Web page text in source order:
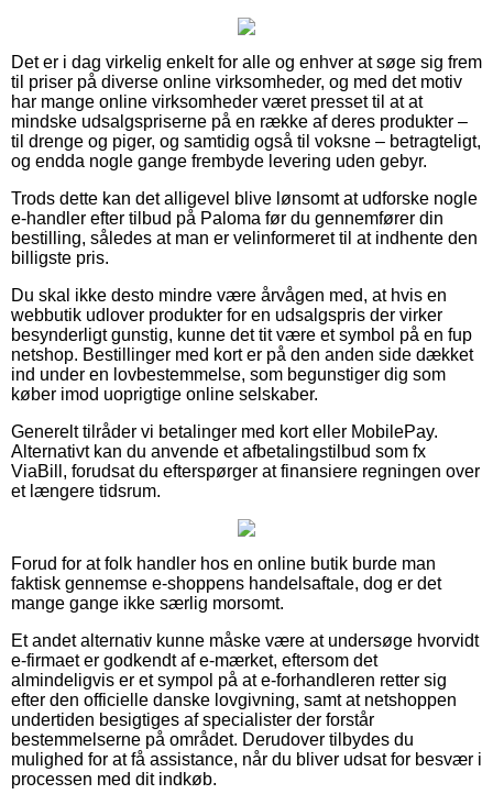
Det er i dag virkelig enkelt for alle og enhver at søge sig frem
til priser på diverse online virksomheder, og med det motiv
har mange online virksomheder været presset til at at
mindske udsalgspriserne på en række af deres produkter –
til drenge og piger, og samtidig også til voksne – betragteligt,
og endda nogle gange frembyde levering uden gebyr.
Trods dette kan det alligevel blive lønsomt at udforske nogle
e-handler efter tilbud på Paloma før du gennemfører din
bestilling, således at man er velinformeret til at indhente den
billigste pris.
Du skal ikke desto mindre være årvågen med, at hvis en
webbutik udlover produkter for en udsalgspris der virker
besynderligt gunstig, kunne det tit være et symbol på en fup
netshop. Bestillinger med kort er på den anden side dækket
ind under en lovbestemmelse, som begunstiger dig som
køber imod uoprigtige online selskaber.
Generelt tilråder vi betalinger med kort eller MobilePay.
Alternativt kan du anvende et afbetalingstilbud som fx
ViaBill, forudsat du efterspørger at finansiere regningen over
et længere tidsrum.
Forud for at folk handler hos en online butik burde man
faktisk gennemse e-shoppens handelsaftale, dog er det
mange gange ikke særlig morsomt.
Et andet alternativ kunne måske være at undersøge hvorvidt
e-firmaet er godkendt af e-mærket, eftersom det
almindeligvis er et sympol på at e-forhandleren retter sig
efter den officielle danske lovgivning, samt at netshoppen
undertiden besigtiges af specialister der forstår
bestemmelserne på området. Derudover tilbydes du
mulighed for at få assistance, når du bliver udsat for besvær i
processen med dit indkøb.